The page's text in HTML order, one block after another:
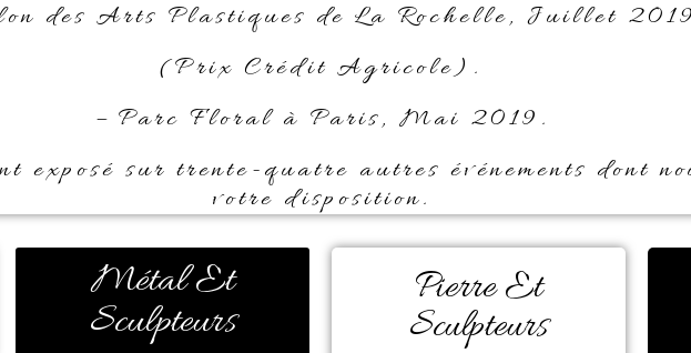
des Arts Plastiques de La Rochelle, Juillet
(Prix Crédit Agricole).
– Parc Floral à Paris, Mai 2019.
exposé sur trente-quatre autres événements dont
votre disposition.
Métal Et
Sculpteurs
Pierre Et
Sculpteurs